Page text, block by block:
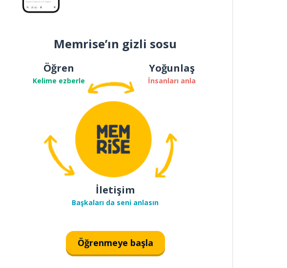
Memrise’ın gizli sosu
Öğren
Kelime ezberle
Yoğunlaş
İnsanları anla
İletişim
Başkaları da seni anlasın
Öğrenmeye başla